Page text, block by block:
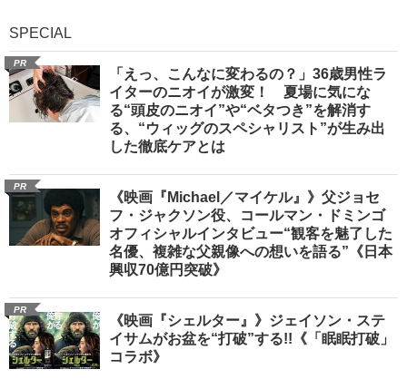
SPECIAL
PR
「えっ、こんなに変わるの？」36歳男性ラ
イターのニオイが激変！ 夏場に気にな
る“頭皮のニオイ”や“ベタつき”を解消す
る、“ウィッグのスペシャリスト”が生み出
した徹底ケアとは
PR
《映画『Michael／マイケル』》父ジョセ
フ・ジャクソン役、コールマン・ドミンゴ
オフィシャルインタビュー“観客を魅了した
名優、複雑な父親像への想いを語る”《日本
興収70億円突破》
PR
《映画『シェルター』》ジェイソン・ステ
イサムがお盆を“打破”する!!《「眠眠打破」
コラボ》